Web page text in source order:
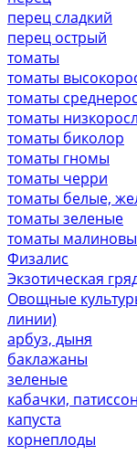
перец сладкий
перец острый
томаты
томаты
томаты
томаты
томаты биколор
томаты гномы
томаты черри
томаты белые,
томаты зеленые
томаты
Физалис
Экзотическая
Овощные
линии)
арбуз, дыня
баклажаны
зеленые
кабачки,
капуста
корнеплоды